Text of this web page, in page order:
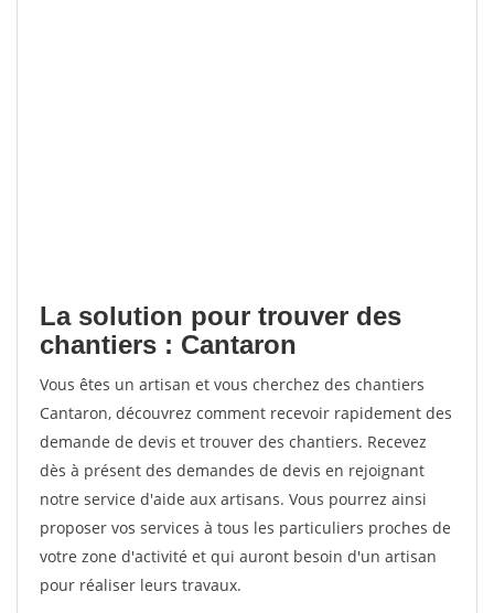
La solution pour trouver des
chantiers : Cantaron
Vous êtes un artisan et vous cherchez des chantiers
Cantaron, découvrez comment recevoir rapidement des
demande de devis et trouver des chantiers. Recevez
dès à présent des demandes de devis en rejoignant
notre service d'aide aux artisans. Vous pourrez ainsi
proposer vos services à tous les particuliers proches de
votre zone d'activité et qui auront besoin d'un artisan
pour réaliser leurs travaux.